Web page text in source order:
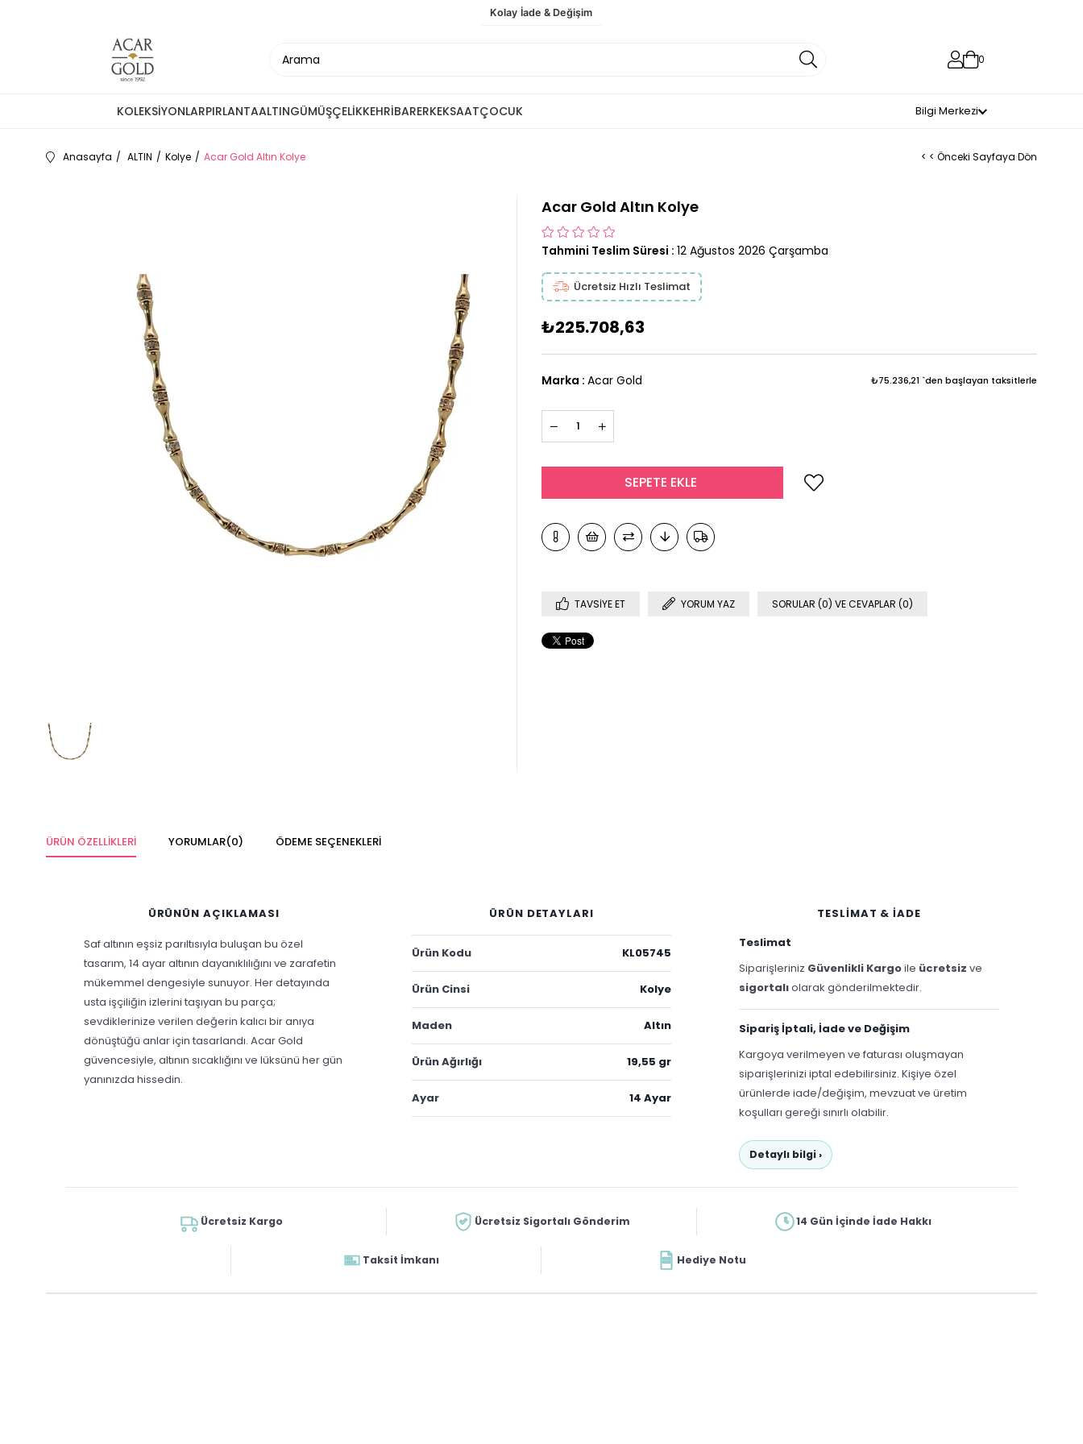
Kolay İade & Değişim
0
KOLEKSİYONLARPIRLANTAALTINGÜMÜŞÇELİKKEHRİBARERKEKSAATÇOCUK Bilgi Merkezi
Anasayfa ALTIN Kolye Acar Gold Altın Kolye < < Önceki Sayfaya Dön
Acar Gold Altın Kolye
Tahmini Teslim Süresi : 12 Ağustos 2026 Çarşamba
Ücretsiz Hızlı Teslimat
₺225.708,63
Marka : Acar Gold ₺75.236,21 `den başlayan taksitlerle
TAVSIYE ET YORUM YAZ SORULAR (0) VE CEVAPLAR (0)
ÜRÜN ÖZELLIKLERI YORUMLAR(0) ÖDEME SEÇENEKLERI
ÜRÜNÜN AÇIKLAMASI
Saf altının eşsiz parıltısıyla buluşan bu özel
tasarım, 14 ayar altının dayanıklılığını ve zarafetin
mükemmel dengesiyle sunuyor. Her detayında
usta işçiliğin izlerini taşıyan bu parça;
sevdiklerinize verilen değerin kalıcı bir anıya
dönüştüğü anlar için tasarlandı. Acar Gold
güvencesiyle, altının sıcaklığını ve lüksünü her gün
yanınızda hissedin.
ÜRÜN DETAYLARI
Ürün Kodu KL05745
Ürün Cinsi Kolye
Maden Altın
Ürün Ağırlığı 19,55 gr
Ayar 14 Ayar
TESLİMAT & İADE
Teslimat
Siparişleriniz Güvenlikli Kargoile ücretsiz ve
sigortalıolarak gönderilmektedir.
Sipariş İptali, İade ve Değişim
Kargoya verilmeyen ve faturası oluşmayan
siparişlerinizi iptal edebilirsiniz. Kişiye özel
ürünlerde iade/değişim, mevzuat ve üretim
koşulları gereği sınırlı olabilir.
Detaylı bilgi ›
Ücretsiz Kargo Ücretsiz Sigortalı Gönderim 14 Gün İçinde İade Hakkı
Taksit İmkanı Hediye Notu